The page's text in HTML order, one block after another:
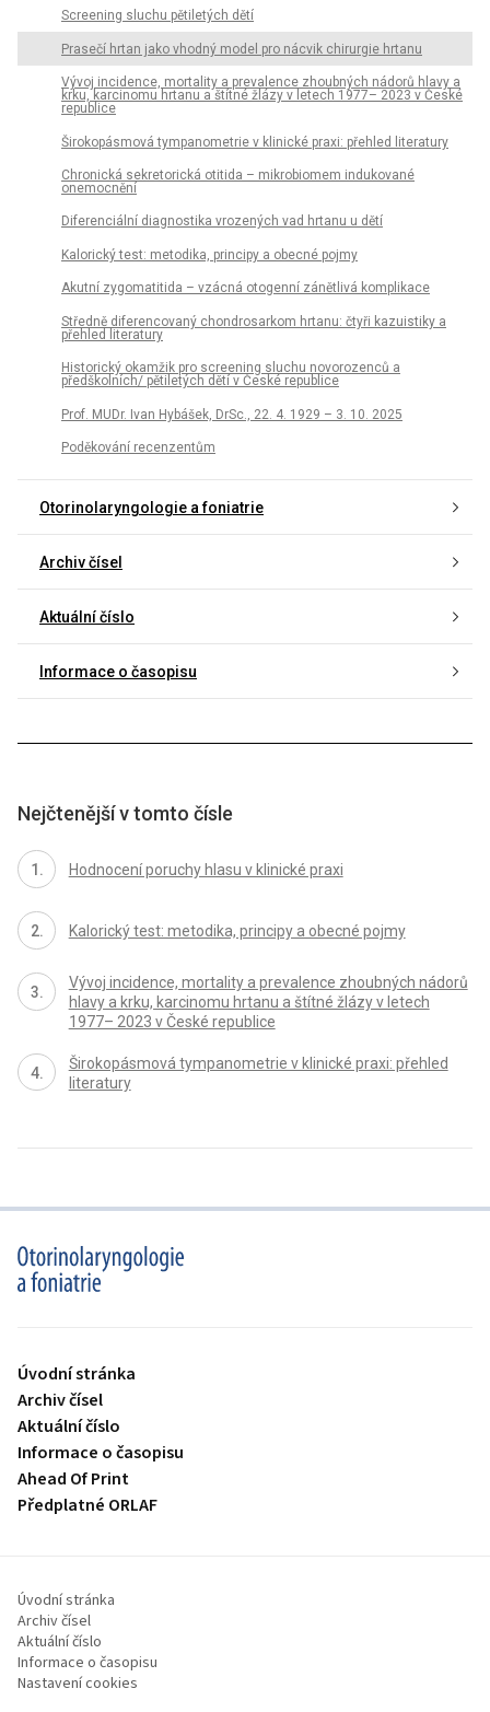
Screening sluchu pětiletých dětí
Prasečí hrtan jako vhodný model pro nácvik chirurgie hrtanu
Vývoj incidence, mortality a prevalence zhoubných nádorů hlavy a
krku, karcinomu hrtanu a štítné žlázy v letech 1977– 2023 v České
republice
Širokopásmová tympanometrie v klinické praxi: přehled literatury
Chronická sekretorická otitida – mikrobiomem indukované
onemocnění
Diferenciální diagnostika vrozených vad hrtanu u dětí
Kalorický test: metodika, principy a obecné pojmy
Akutní zygomatitida – vzácná otogenní zánětlivá komplikace
Středně diferencovaný chondrosarkom hrtanu: čtyři kazuistiky a
přehled literatury
Historický okamžik pro screening sluchu novorozenců a
předškolních/ pětiletých dětí v České republice
Prof. MUDr. Ivan Hybášek, DrSc., 22. 4. 1929 – 3. 10. 2025
Poděkování recenzentům
Otorinolaryngologie a foniatrie
Archiv čísel
Aktuální číslo
Informace o časopisu
Nejčtenější v tomto čísle
Hodnocení poruchy hlasu v klinické praxi
Kalorický test: metodika, principy a obecné pojmy
Vývoj incidence, mortality a prevalence zhoubných nádorů
hlavy a krku, karcinomu hrtanu a štítné žlázy v letech
1977– 2023 v České republice
Širokopásmová tympanometrie v klinické praxi: přehled
literatury
proLékaře.cz
Úvodní stránka
Archiv čísel
Aktuální číslo
Informace o časopisu
Ahead Of Print
Předplatné ORLAF
Úvodní stránka
Archiv čísel
Aktuální číslo
Informace o časopisu
Nastavení cookies